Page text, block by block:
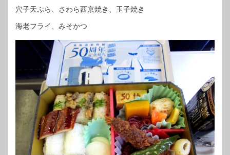
穴子天ぷら、さわら西京焼き、玉子焼き
海老フライ、みそかつ